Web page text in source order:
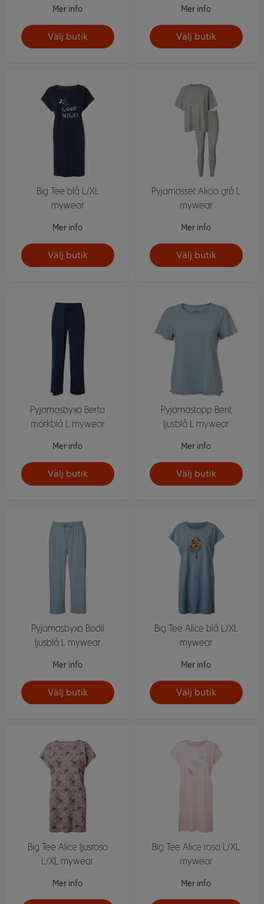
Mer info
Välj butik
Mer info
Välj butik
Big Tee blå L/XL
mywear
Mer info
Välj butik
Pyjamasset Alicia grå L
mywear
Mer info
Välj butik
Pyjamasbyxa Berta
mörkblå L mywear
Mer info
Välj butik
Pyjamastopp Berit
ljusblå L mywear
Mer info
Välj butik
Pyjamasbyxa Bodil
ljusblå L mywear
Mer info
Välj butik
Big Tee Alice blå L/XL
mywear
Mer info
Välj butik
Big Tee Alice ljusrosa
L/XL mywear
Mer info
Big Tee Alice rosa L/XL
mywear
Mer info